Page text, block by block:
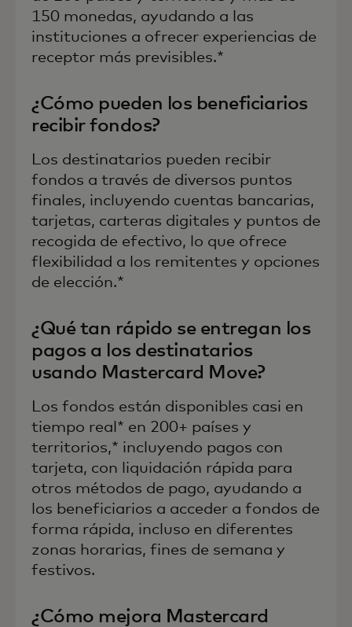
150 monedas, ayudando a las
instituciones a ofrecer experiencias de
receptor más previsibles.*
¿Cómo pueden los beneficiarios
recibir fondos?
Los destinatarios pueden recibir
fondos a través de diversos puntos
finales, incluyendo cuentas bancarias,
tarjetas, carteras digitales y puntos de
recogida de efectivo, lo que ofrece
flexibilidad a los remitentes y opciones
de elección.*
¿Qué tan rápido se entregan los
pagos a los destinatarios
usando Mastercard Move?
Los fondos están disponibles casi en
tiempo real* en 200+ países y
territorios,* incluyendo pagos con
tarjeta, con liquidación rápida para
otros métodos de pago, ayudando a
los beneficiarios a acceder a fondos de
forma rápida, incluso en diferentes
zonas horarias, fines de semana y
festivos.
¿Cómo mejora Mastercard